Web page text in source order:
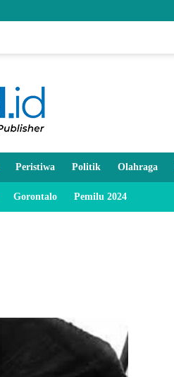
Peristiwa Politik Olahraga
Gorontalo Pemilu 2024